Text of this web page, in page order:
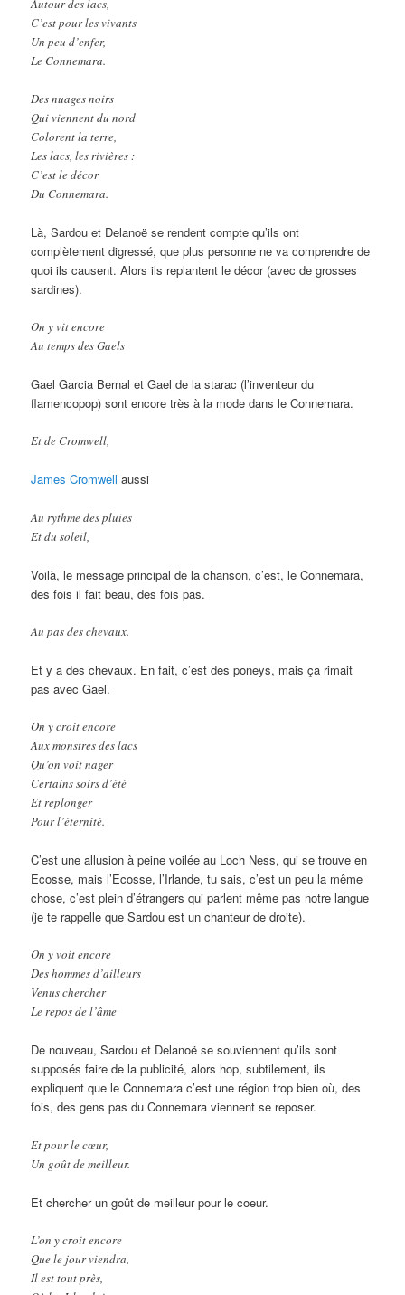
Autour des lacs,
C’est pour les vivants
Un peu d’enfer,
Le Connemara.
Des nuages noirs
Qui viennent du nord
Colorent la terre,
Les lacs, les rivières :
C’est le décor
Du Connemara.
Là, Sardou et Delanoë se rendent compte qu’ils ont
complètement digressé, que plus personne ne va comprendre de
quoi ils causent. Alors ils replantent le décor (avec de grosses
sardines).
On y vit encore
Au temps des Gaels
Gael Garcia Bernal et Gael de la starac (l’inventeur du
flamencopop) sont encore très à la mode dans le Connemara.
Et de Cromwell,
James Cromwell aussi
Au rythme des pluies
Et du soleil,
Voilà, le message principal de la chanson, c’est, le Connemara,
des fois il fait beau, des fois pas.
Au pas des chevaux.
Et y a des chevaux. En fait, c’est des poneys, mais ça rimait
pas avec Gael.
On y croit encore
Aux monstres des lacs
Qu’on voit nager
Certains soirs d’été
Et replonger
Pour l’éternité.
C’est une allusion à peine voilée au Loch Ness, qui se trouve en
Ecosse, mais l’Ecosse, l’Irlande, tu sais, c’est un peu la même
chose, c’est plein d’étrangers qui parlent même pas notre langue
(je te rappelle que Sardou est un chanteur de droite).
On y voit encore
Des hommes d’ailleurs
Venus chercher
Le repos de l’âme
De nouveau, Sardou et Delanoë se souviennent qu’ils sont
supposés faire de la publicité, alors hop, subtilement, ils
expliquent que le Connemara c’est une région trop bien où, des
fois, des gens pas du Connemara viennent se reposer.
Et pour le cœur,
Un goût de meilleur.
Et chercher un goût de meilleur pour le coeur.
L’on y croit encore
Que le jour viendra,
Il est tout près,